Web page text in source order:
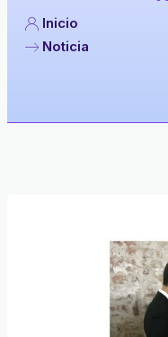
Inicio
Noticia